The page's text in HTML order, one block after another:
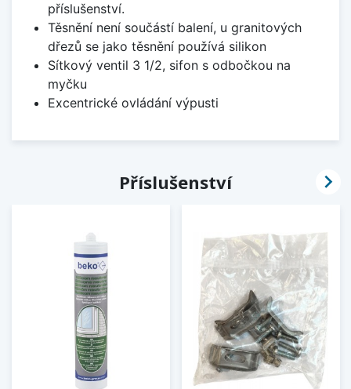
příslušenství.
Těsnění není součástí balení, u granitových
dřezů se jako těsnění používá silikon
Sítkový ventil 3 1/2, sifon s odbočkou na
myčku
Excentrické ovládání výpusti
Příslušenství 